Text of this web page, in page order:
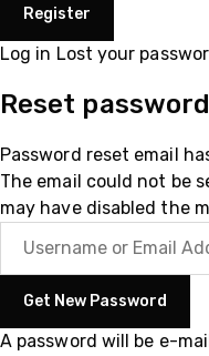
Log in Lost your
Reset password
Password reset email
The email could not be
may have disabled the
A password will be e-